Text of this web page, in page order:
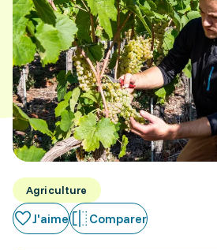
Agriculture
J'aime Comparer